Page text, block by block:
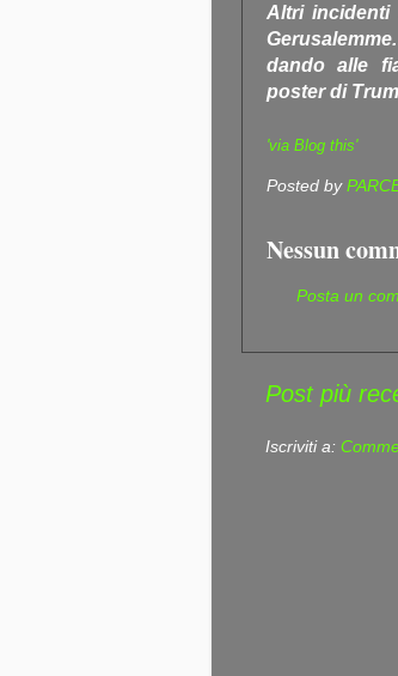
Altri incidenti
dando alle
poster di
'via Blog this'
Posted by
Nessun
Posta un
Post più
Iscriviti a: